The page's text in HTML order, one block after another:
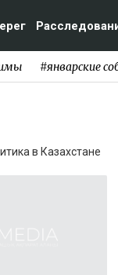
#январские
в Казахстане